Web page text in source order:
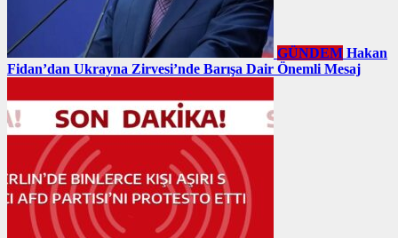
GÜNDEM Hakan
Fidan’dan Ukrayna Zirvesi’nde Barışa Dair Önemli Mesaj